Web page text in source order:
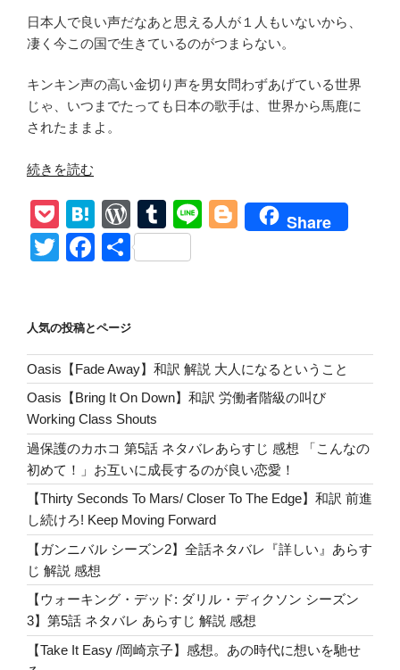
日本人で良い声だなあと思える人が１人もいないから、
凄く今この国で生きているのがつまらない。
キンキン声の高い金切り声を男女問わずあげている世界
じゃ、いつまでたっても日本の歌手は、世界から馬鹿に
されたままよ。
“【Halo】
Mode
和
訳
Passion
愛
欲
の
果
て
に”
続きを読む
P
o
ck
H
at
e
a
W
or
d
e
ss
T
u
m
Li
Bl
Share
T
er
F
e
b
o
o
k
共
人気の投稿とページ
Oasis【Fade Away】和訳 解説 大人になるということ
Oasis【Bring It On Down】和訳 労働者階級の叫び
Working Class Shouts
過保護のカホコ 第5話 ネタバレあらすじ 感想 「こんなの
初めて！」お互いに成長するのが良い恋愛！
【Thirty Seconds To Mars/ Closer To The Edge】和訳 前進
し続けろ! Keep Moving Forward
【ガンニバル シーズン2】全話ネタバレ『詳しい』あらす
じ 解説 感想
【ウォーキング・デッド: ダリル・ディクソン シーズン
3】第5話 ネタバレ あらすじ 解説 感想
【Take It Easy /岡崎京子】感想。あの時代に想いを馳せ